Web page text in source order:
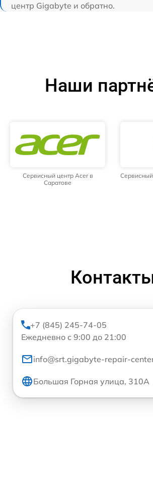
центр Gigabyte и обратно.
Наши
Сервисный центр Acer в
Саратове
+7 (845) 245-74-05
Ежедневно с 9:00 до 21:00
info@srt.gigabyte-repair-
Большая Горная улица, 310А